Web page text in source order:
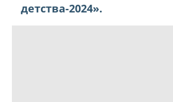
детства-2024».